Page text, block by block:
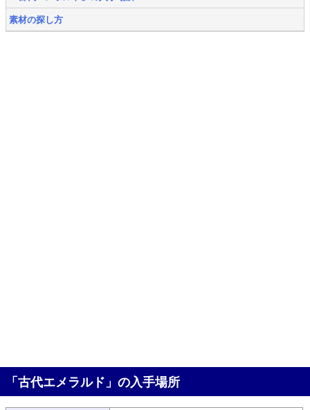
素材の探し方
「古代エメラルド」の入手場所